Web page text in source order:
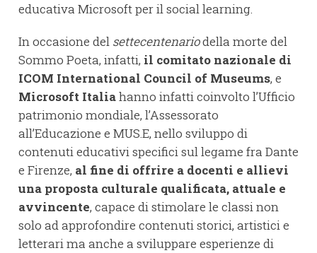
educativa Microsoft per il social learning.
In occasione del settecentenariodella morte del
Sommo Poeta, infatti, il comitato nazionale di
ICOM International Council of Museums, e
Microsoft Italiahanno infatti coinvolto l’Ufficio
patrimonio mondiale, l’Assessorato
all’Educazione e MUS.E, nello sviluppo di
contenuti educativi specifici sul legame fra Dante
e Firenze, al fine di offrire a docenti e allievi
una proposta culturale qualificata, attuale e
avvincente, capace di stimolare le classi non
solo ad approfondire contenuti storici, artistici e
letterari ma anche a sviluppare esperienze di